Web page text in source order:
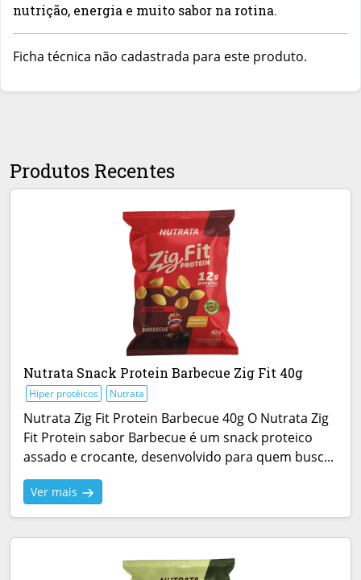
nutrição, energia e muito sabor na rotina.
Ficha técnica não cadastrada para este produto.
Produtos Recentes
Nutrata Snack Protein Barbecue Zig Fit 40g
Hiper protéicos Nutrata
Nutrata Zig Fit Protein Barbecue 40g O Nutrata Zig
Fit Protein sabor Barbecue é um snack proteico
assado e crocante, desenvolvido para quem busc...
Ver mais